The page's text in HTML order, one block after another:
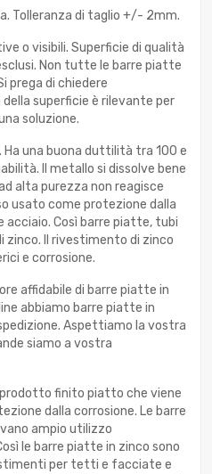
Tolleranza di taglio +/- 2mm.
o visibili. Superficie di qualità
Non tutte le barre piatte
prega di chiedere
superficie è rilevante per
soluzione.
Ha una buona duttilità tra 100 e
Il metallo si dissolve bene
alta purezza non reagisce
usato come protezione dalla
acciaio. Così barre piatte, tubi
zinco. Il rivestimento di zinco
e corrosione.
affidabile di barre piatte in
abbiamo barre piatte in
Aspettiamo la vostra
siamo a vostra
finito piatto che viene
dalla corrosione. Le barre
ampio utilizzo
le barre piatte in zinco sono
per tetti e facciate e